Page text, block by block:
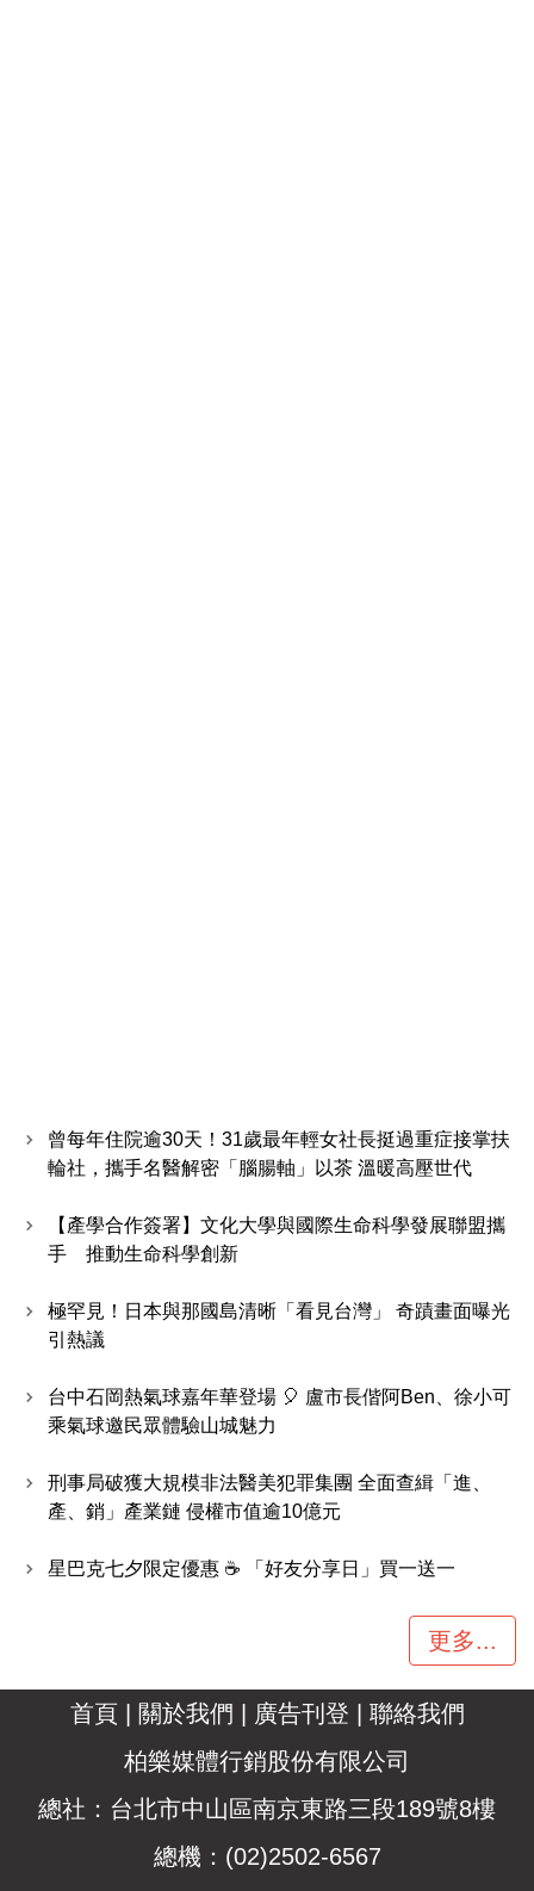
曾每年住院逾30天！31歲最年輕女社長挺過重症接掌扶
輪社，攜手名醫解密「腦腸軸」以茶 溫暖高壓世代
【產學合作簽署】文化大學與國際生命科學發展聯盟攜
手 推動生命科學創新
極罕見！日本與那國島清晰「看見台灣」 奇蹟畫面曝光
引熱議
台中石岡熱氣球嘉年華登場 🎈 盧市長偕阿Ben、徐小可
乘氣球邀民眾體驗山城魅力
刑事局破獲大規模非法醫美犯罪集團 全面查緝「進、
產、銷」產業鏈 侵權市值逾10億元
星巴克七夕限定優惠 ☕ 「好友分享日」買一送一
更多...
首頁 關於我們 廣告刊登
聯絡我們
柏樂媒體行銷股份有限公司
總社：台北市中山區南京東路三段189號8樓
總機：(02)2502-6567